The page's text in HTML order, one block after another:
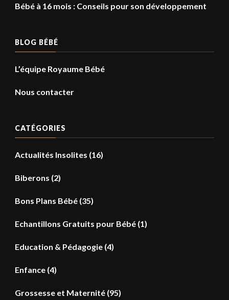
Bébé à 16 mois : Conseils pour son développement
BLOG BÉBÉ
L’équipe Royaume Bébé
Nous contacter
CATÉGORIES
Actualités Insolites (16)
Biberons (2)
Bons Plans Bébé (35)
Echantillons Gratuits pour Bébé (1)
Education & Pédagogie (4)
Enfance (4)
Grossesse et Maternité (95)